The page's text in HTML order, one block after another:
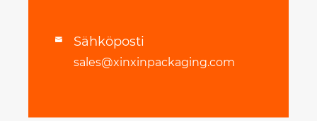
 Sähköposti
sales@xinxinpackaging.com